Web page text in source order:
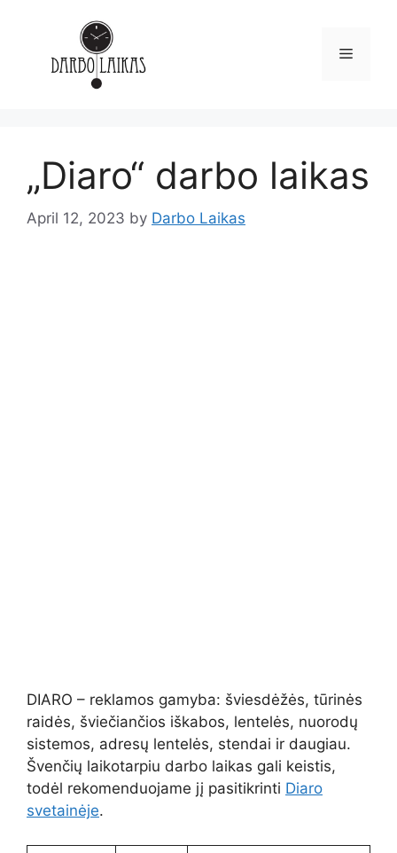
„Diaro“ darbo laikas
April 12, 2023 by Darbo Laikas
DIARO – reklamos gamyba: šviesdėžės, tūrinės
raidės, šviečiančios iškabos, lentelės, nuorodų
sistemos, adresų lentelės, stendai ir daugiau.
Švenčių laikotarpiu darbo laikas gali keistis,
todėl rekomenduojame jį pasitikrinti Diaro
svetainėje.